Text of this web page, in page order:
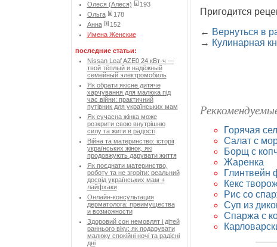
Олеся (Алеся)
193
Ольга
178
Анна
152
Имена Женские
последние статьи:
Nissan Leaf AZE0 24 кВт·ч —
твой тёплый и надёжный
семейный электромобиль
Як обрати якісне дитяче
харчування для малюка під
час війни: практичний
путівник для українських мам
Як сучасна жінка може
розкрити свою внутрішню
силу та жити в радості
Війна та материнство: історії
українських жінок, які
продовжують дарувати життя
Як поєднати материнство,
роботу та не згоріти: реальний
досвід українських мам +
лайфхаки
Онлайн-консультация
дерматолога: преимущества
и возможности
Здоровий сон немовлят і дітей
раннього віку: як подарувати
малюку спокійні ночі та радісні
дні
Пригодится
← Вернуться в
→ Кулинарная
Горячая
Салат c
Борщ с
Жаренка
Глинтвейн
Кекс
Рис со
Суп из
Спаржа с